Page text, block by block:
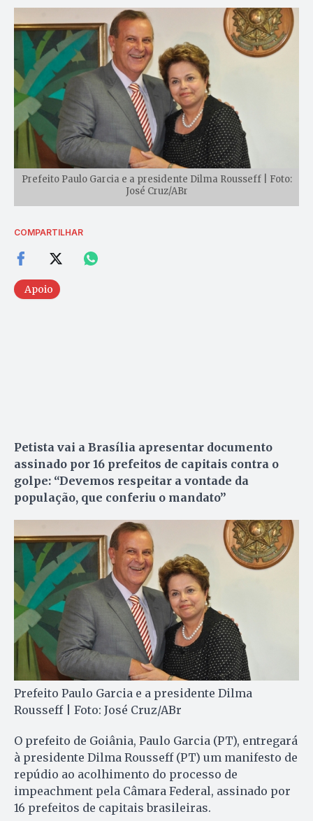
Prefeito Paulo Garcia e a presidente Dilma Rousseff | Foto:
José Cruz/ABr
COMPARTILHAR
Apoio
Petista vai a Brasília apresentar documento
assinado por 16 prefeitos de capitais contra o
golpe: “Devemos respeitar a vontade da
população, que conferiu o mandato”
Prefeito Paulo Garcia e a presidente Dilma
Rousseff | Foto: José Cruz/ABr
O prefeito de Goiânia, Paulo Garcia (PT), entregará
à presidente Dilma Rousseff (PT) um manifesto de
repúdio ao acolhimento do processo de
impeachment pela Câmara Federal, assinado por
16 prefeitos de capitais brasileiras.